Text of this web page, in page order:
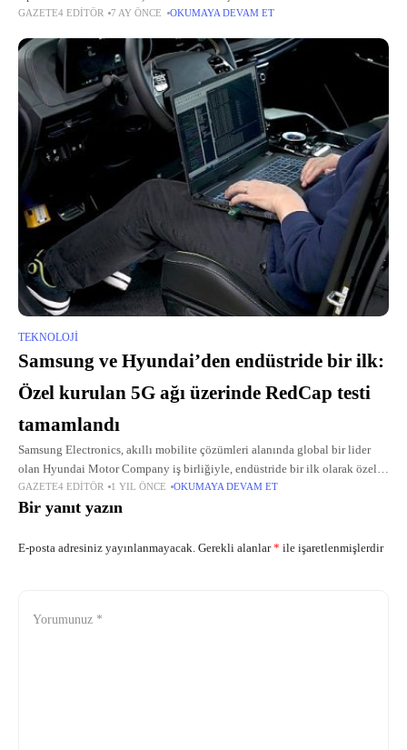
güvenlik duruşunu güçlendirmek, tehditleri daha hızlı tespit edip
GAZETE4 EDITÖR 7 AY ÖNCE OKUMAYA DEVAM ET
TEKNOLOJI
Samsung ve Hyundai’den endüstride bir ilk:
Özel kurulan 5G ağı üzerinde RedCap testi
tamamlandı
Samsung Electronics, akıllı mobilite çözümleri alanında global bir lider
olan Hyundai Motor Company iş birliğiyle, endüstride bir ilk olarak özel
bir 5G ağı üzerinden uçtan uca Reduced Capacity (RedCap) denemesini
GAZETE4 EDITÖR 1 YIL ÖNCE OKUMAYA DEVAM ET
Bir yanıt yazın
E-posta adresiniz yayınlanmayacak. Gerekli alanlar* ile işaretlenmişlerdir